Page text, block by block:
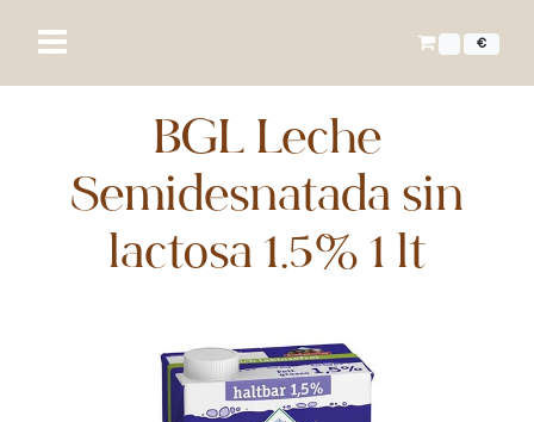
€
BGL Leche
Semidesnatada sin
lactosa 1.5% 1 lt